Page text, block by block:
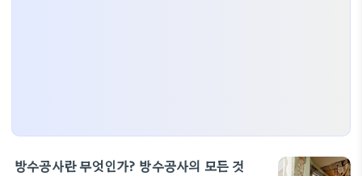
방수공사란 무엇인가? 방수공사의 모든 것